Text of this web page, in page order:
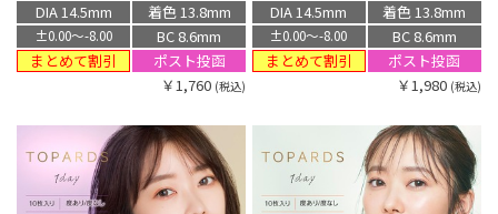
DIA 14.5mm
着色 13.8mm
±0.00〜-8.00
BC 8.6mm
まとめて割引
ポスト投函
￥1,760 (税込)
DIA 14.5mm
着色 13.8mm
±0.00〜-8.00
BC 8.6mm
まとめて割引
ポスト投函
￥1,980 (税込)